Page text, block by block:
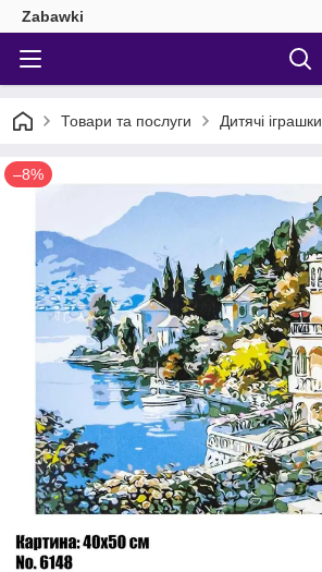
Zabawki
Товари та послуги Дитячі іграшки
–8%